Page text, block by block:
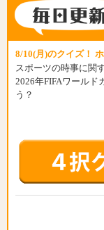
8/10(月)のクイズ！
スポーツの時事に関
2026年FIFAワールド
う？